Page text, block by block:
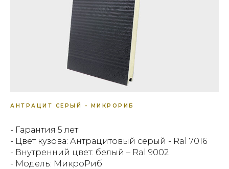
АНТРАЦИТ СЕРЫЙ - МИКРОРИБ
- Гарантия 5 лет
- Цвет кузова: Антрацитовый серый - Ral 7016
- Внутренний цвет: белый – Ral 9002
- Модель: МикроРиб